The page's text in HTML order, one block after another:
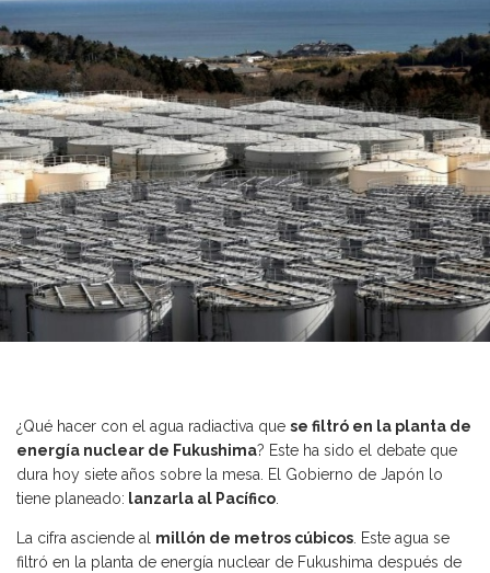
¿Qué hacer con el agua radiactiva que se filtró en la planta de
energía nuclear de Fukushima? Este ha sido el debate que
dura hoy siete años sobre la mesa. El Gobierno de Japón lo
tiene planeado: lanzarla al Pacífico.
La cifra asciende al millón de metros cúbicos. Este agua se
filtró en la planta de energía nuclear de Fukushima después de